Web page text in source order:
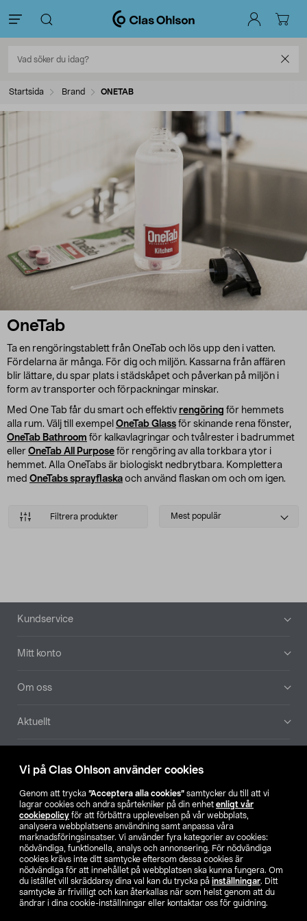
Vi på Clas Ohlson använder cookies
Genom att trycka ”Acceptera alla cookies” samtycker du till att vi
lagrar cookies och andra spårtekniker på din enhet enligt vår
cookiepolicy för att förbättra upplevelsen på vår webbplats,
analysera webbplatsens användning samt anpassa våra
marknadsföringsinsatser. Vi använder fyra kategorier av cookies:
nödvändiga, funktionella, analys och annonsering. För nödvändiga
cookies krävs inte ditt samtycke eftersom dessa cookies är
nödvändiga för att innehållet på webbplatsen ska kunna fungera. Om
du istället vill skräddarsy dina val kan du trycka på inställningar. Ditt
samtycke är frivilligt och kan återkallas när som helst genom att du
ändrar i dina cookie-inställningar eller kontaktar oss för guidning.
Startsida Brand ONETAB
OneTab
Ta en rengöringstablett från OneTab och lös upp den i vatten.
Fördelarna är många. För dig och miljön. Kassarna från affären
blir lättare, du spar plats i städskåpet och påverkan på miljön i
form av transporter och förpackningar minskar.
Med One Tab får du smart och effektiv rengöring för hemmets
alla rum. Välj till exempel OneTab Glass för skinande rena fönster,
OneTab Bathroom för kalkavlagringar och tvålrester i badrummet
eller OneTab All Purpose för rengöring av alla torkbara ytor i
hemmet. Alla OneTabs är biologiskt nedbrytbara. Komplettera
med OneTabs sprayflaska och använd flaskan om och om igen.
Filtrera produkter
Select
Mest populär
Sidfot
Kundservice
Mitt konto
Om oss
Aktuellt
Hitta butik
SE NO FI